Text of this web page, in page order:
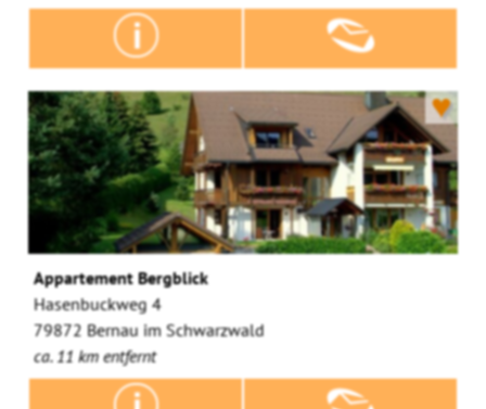
♥
Appartement Bergblick
Hasenbuckweg 4
79872 Bernau im Schwarzwald
ca. 11 km entfernt